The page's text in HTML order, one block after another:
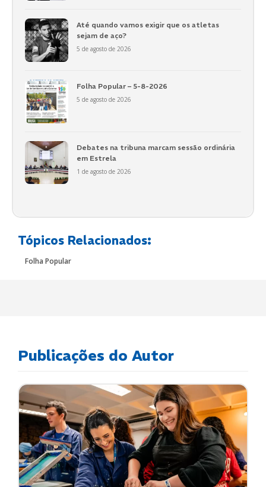
Até quando vamos exigir que os atletas
sejam de aço?
5 de agosto de 2026
Folha Popular – 5-8-2026
5 de agosto de 2026
Debates na tribuna marcam sessão ordinária
em Estrela
1 de agosto de 2026
Tópicos Relacionados:
Folha Popular
Publicações do Autor